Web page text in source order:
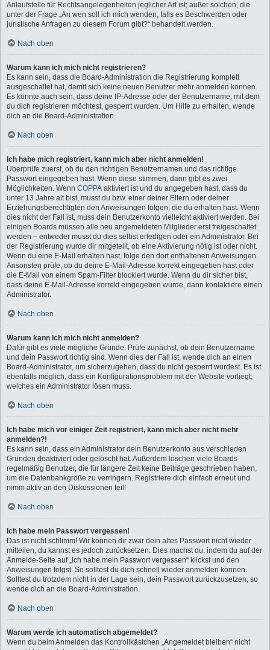
Anlaufstelle für Rechtsangelegenheiten jeglicher Art ist; außer solchen, die
unter der Frage „An wen soll ich mich wenden, falls es Beschwerden oder
juristische Anfragen zu diesem Forum gibt?“ behandelt werden.
Nach oben
Warum kann ich mich nicht registrieren?
Es kann sein, dass die Board-Administration die Registrierung komplett
ausgeschaltet hat, damit sich keine neuen Benutzer mehr anmelden können.
Es könnte auch sein, dass deine IP-Adresse oder der Benutzername, mit dem
du dich registrieren möchtest, gesperrt wurden. Um Hilfe zu erhalten, wende
dich an die Board-Administration.
Nach oben
Ich habe mich registriert, kann mich aber nicht anmelden!
Überprüfe zuerst, ob du den richtigen Benutzernamen und das richtige
Passwort eingegeben hast. Wenn diese stimmen, dann gibt es zwei
Möglichkeiten. Wenn COPPA aktiviert ist und du angegeben hast, dass du
unter 13 Jahre alt bist, musst du bzw. einer deiner Eltern oder deiner
Erziehungsberechtigten den Anweisungen folgen, die du erhalten hast. Wenn
dies nicht der Fall ist, muss dein Benutzerkonto vielleicht aktiviert werden. Bei
einigen Boards müssen alle neu angemeldeten Mitglieder erst freigeschaltet
werden – entweder musst du dies selbst erledigen oder ein Administrator. Bei
der Registrierung wurde dir mitgeteilt, ob eine Aktivierung nötig ist oder nicht.
Wenn du eine E-Mail erhalten hast, folge den dort enthaltenen Anweisungen.
Ansonsten prüfe, ob du deine E-Mail-Adresse korrekt eingegeben hast oder
die E-Mail von einem Spam-Filter blockiert wurde. Wenn du dir sicher bist,
dass deine E-Mail-Adresse korrekt eingegeben wurde, dann kontaktiere einen
Administrator.
Nach oben
Warum kann ich mich nicht anmelden?
Dafür gibt es viele mögliche Gründe. Prüfe zunächst, ob dein Benutzername
und dein Passwort richtig sind. Wenn dies der Fall ist, wende dich an einen
Board-Administrator, um sicherzugehen, dass du nicht gesperrt wurdest. Es ist
ebenfalls möglich, dass ein Konfigurationsproblem mit der Website vorliegt,
welches ein Administrator lösen muss.
Nach oben
Ich habe mich vor einiger Zeit registriert, kann mich aber nicht mehr
anmelden?!
Es kann sein, dass ein Administrator dein Benutzerkonto aus verschieden
Gründen deaktiviert oder gelöscht hat. Außerdem löschen viele Boards
regelmäßig Benutzer, die für längere Zeit keine Beiträge geschrieben haben,
um die Datenbankgröße zu verringern. Registriere dich einfach erneut und
nimm aktiv an den Diskussionen teil!
Nach oben
Ich habe mein Passwort vergessen!
Das ist nicht schlimm! Wir können dir zwar dein altes Passwort nicht wieder
mitteilen, du kannst es jedoch zurücksetzen. Dies machst du, indem du auf der
Anmelde-Seite auf „Ich habe mein Passwort vergessen“ klickst und den
Anweisungen folgst. So solltest du dich schnell wieder anmelden können.
Solltest du trotzdem nicht in der Lage sein, dein Passwort zurückzusetzen, so
wende dich an die Board-Administration.
Nach oben
Warum werde ich automatisch abgemeldet?
Wenn du beim Anmelden das Kontrollkästchen „Angemeldet bleiben“ nicht